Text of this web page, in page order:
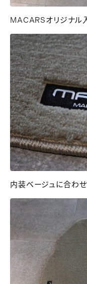
MACARSオリジナル
内装ベージュに合わせ